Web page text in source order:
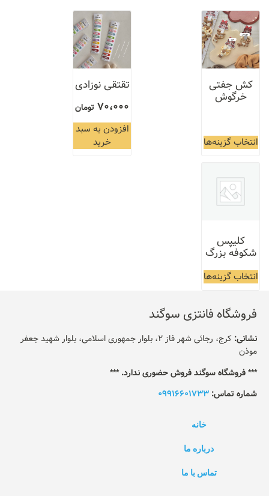
کش جفتی
خرگوش
انتخاب گزینه‌ها
تقتقی نوزادی
70،000 تومان
افزودن به سبد
خرید
کلیپس
شکوفه بزرگ
انتخاب گزینه‌ها
فروشگاه فانتزی سوگند
نشانی:
کرج، رجائی شهر فاز 2، بلوار جمهوری اسلامی، بلوار شهید جعفر
موذن
*** فروشگاه سوگند فروش حضوری ندارد. ***
شماره تماس: 09916601733
خانه
درباره ما
تماس با ما